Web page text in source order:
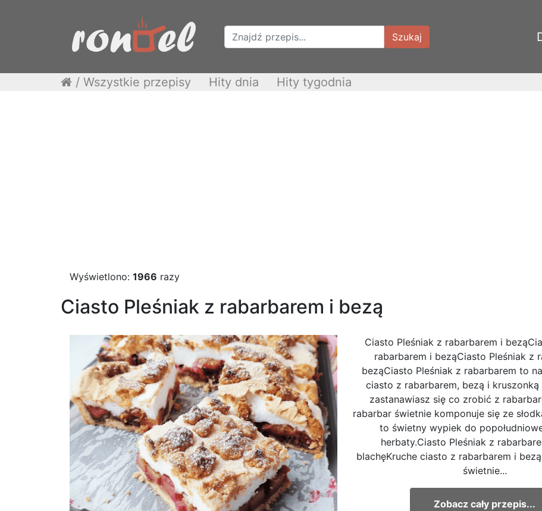
Szukaj
/ Wszystkie przepisy Hity dnia Hity tygodnia
Wyświetlono: 1966 razy
Ciasto Pleśniak z rabarbarem i bezą
Ciasto Pleśniak z rabarbarem i
rabarbarem i beząCiasto Pleśniak z
beząCiasto Pleśniak z rabarbarem to
ciasto z rabarbarem, bezą i kruszonką
zastanawiasz się co zrobić z
rabarbar świetnie komponuje się ze
to świetny wypiek do
herbaty.Ciasto Pleśniak z
blachęKruche ciasto z rabarbarem i
świetnie...
Zobacz cały przepis...